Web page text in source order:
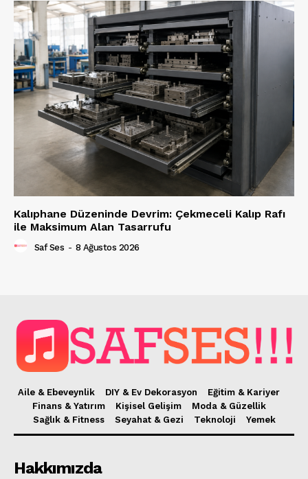
Kalıphane Düzeninde Devrim: Çekmeceli Kalıp Rafı
ile Maksimum Alan Tasarrufu
Saf Ses - 8 Ağustos 2026
Aile & Ebeveynlik DIY & Ev Dekorasyon
Eğitim & Kariyer
Finans & Yatırım
Kişisel Gelişim
Moda & Güzellik
Sağlık & Fitness
Seyahat & Gezi Teknoloji Yemek
Hakkımızda